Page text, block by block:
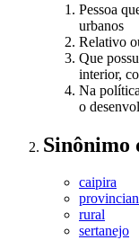
Pessoa
urbanos
Relativo
Que
interior,
Na
o
Sinônimo
caipira
rural
sertanejo